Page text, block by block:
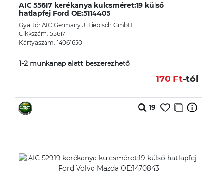
AIC 55617 kerékanya kulcsméret:19 külső
hatlapfej Ford OE:5114405
Gyártó: AIC Germany J. Liebisch GmbH
Cikkszám: 55617
Kártyaszám: 14061650
1-2 munkanap alatt beszerezhető
170 Ft-tól
19